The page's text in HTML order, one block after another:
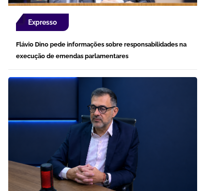
Expresso
Flávio Dino pede informações sobre responsabilidades na
execução de emendas parlamentares